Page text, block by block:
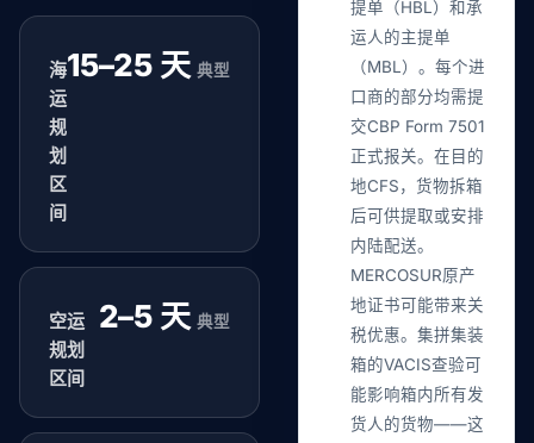
海
运
规
划
区
间
15–25 天典型
空运
规划
区间
2–5 天典型
提单（HBL）和承
运人的主提单
（MBL）。每个进
口商的部分均需提
交CBP Form 7501
正式报关。在目的
地CFS，货物拆箱
后可供提取或安排
内陆配送。
MERCOSUR原产
地证书可能带来关
税优惠。集拼集装
箱的VACIS查验可
能影响箱内所有发
货人的货物——这